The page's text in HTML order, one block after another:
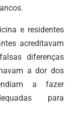
e residentes
acreditavam
diferenças
a dor dos
a fazer
para